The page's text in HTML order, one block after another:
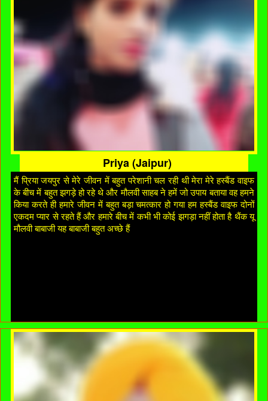
Priya (Jaipur)
मैं प्रिया जयपुर से मेरे जीवन में बहुत परेशानी चल रही थी मेरा मेरे हस्बैंड वाइफ
के बीच में बहुत झगड़े हो रहे थे और मौलवी साहब ने हमें जो उपाय बताया वह हमने
किया करते ही हमारे जीवन में बहुत बड़ा चमत्कार हो गया हम हस्बैंड वाइफ दोनों
एकदम प्यार से रहते हैं और हमारे बीच में कभी भी कोई झगड़ा नहीं होता है थैंक यू
मौलवी बाबाजी यह बाबाजी बहुत अच्छे हैं